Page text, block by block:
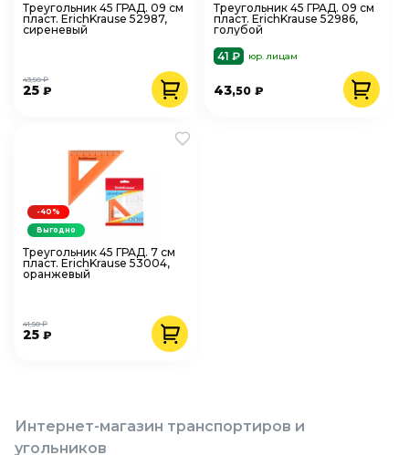
Треугольник 45 ГРАД. 09 см
пласт. ErichKrause 52987,
сиреневый
25 ₽
43,50 ₽
Треугольник 45 ГРАД. 09 см
пласт. ErichKrause 52986,
голубой
41 ₽
юр. лицам
43,50 ₽
Треугольник 45 ГРАД. 7 см
пласт. ErichKrause 53004,
оранжевый
25 ₽
41,50 ₽
-40%
Выгодно
Интернет-магазин транспортиров и
угольников